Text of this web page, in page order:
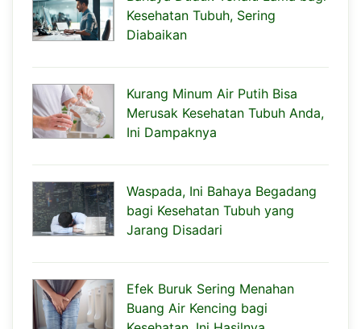
Kesehatan Tubuh, Sering
Diabaikan
Kurang Minum Air Putih Bisa
Merusak Kesehatan Tubuh Anda,
Ini Dampaknya
Waspada, Ini Bahaya Begadang
bagi Kesehatan Tubuh yang
Jarang Disadari
Efek Buruk Sering Menahan
Buang Air Kencing bagi